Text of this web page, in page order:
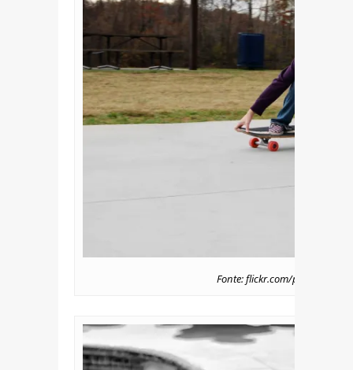
Fonte: flickr.com/photos/